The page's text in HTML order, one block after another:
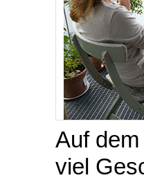
Auf
viel